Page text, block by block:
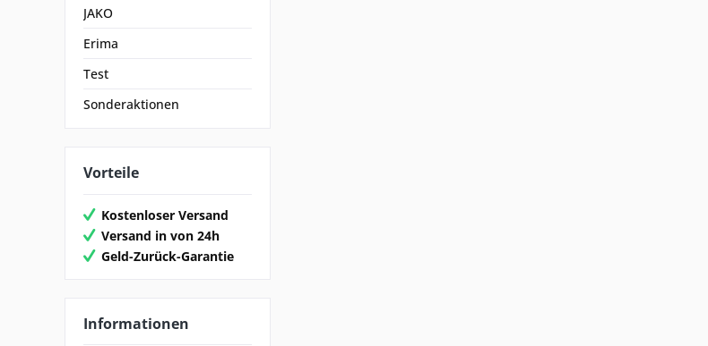
JAKO
Erima
Test
Sonderaktionen
Vorteile
Kostenloser Versand
Versand in von 24h
Geld-Zurück-Garantie
Informationen